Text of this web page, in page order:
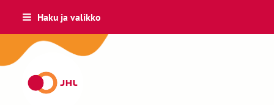
Siirry
sisältöön
Haku ja valikko
Kouvolan JHL ry 29